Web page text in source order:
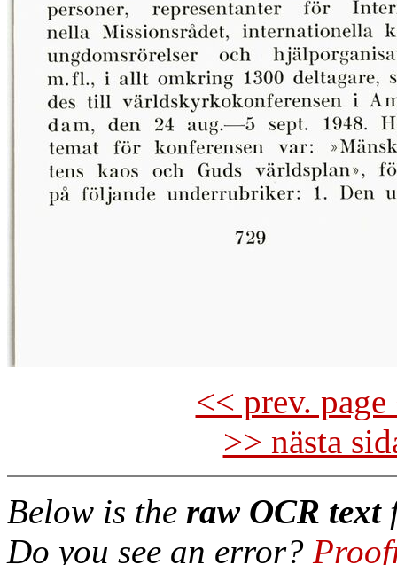
<< prev.
>> nästa
Below is the raw OCR text
Do you see an error?